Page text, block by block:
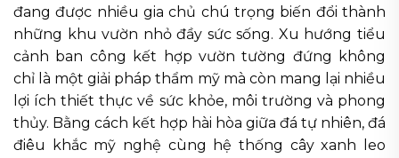
đang được nhiều gia chủ chú trọng biến đổi thành
những khu vườn nhỏ đầy sức sống. Xu hướng tiểu
cảnh ban công kết hợp vườn tường đứng không
chỉ là một giải pháp thẩm mỹ mà còn mang lại nhiều
lợi ích thiết thực về sức khỏe, môi trường và phong
thủy. Bằng cách kết hợp hài hòa giữa đá tự nhiên, đá
điêu khắc mỹ nghệ cùng hệ thống cây xanh leo